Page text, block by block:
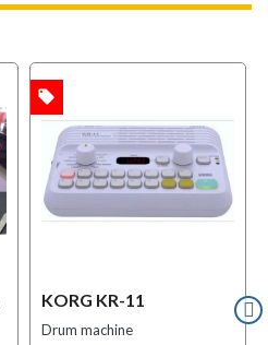
KORG KR-11
Drum machine
local_offer